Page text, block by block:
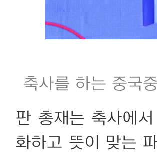
축사를 하는 중국
판 총재는 축사에
화하고 뜻이 맞는